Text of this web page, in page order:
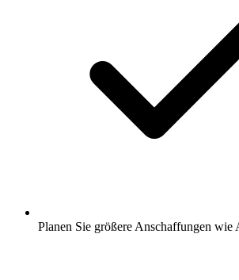
Planen Sie größere Anschaffungen wie